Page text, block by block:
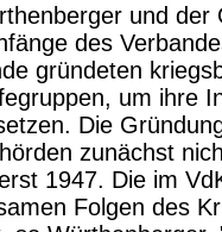
und
des
gründeten
um ihre
Die
zunächst
1947. Die im
Folgen des